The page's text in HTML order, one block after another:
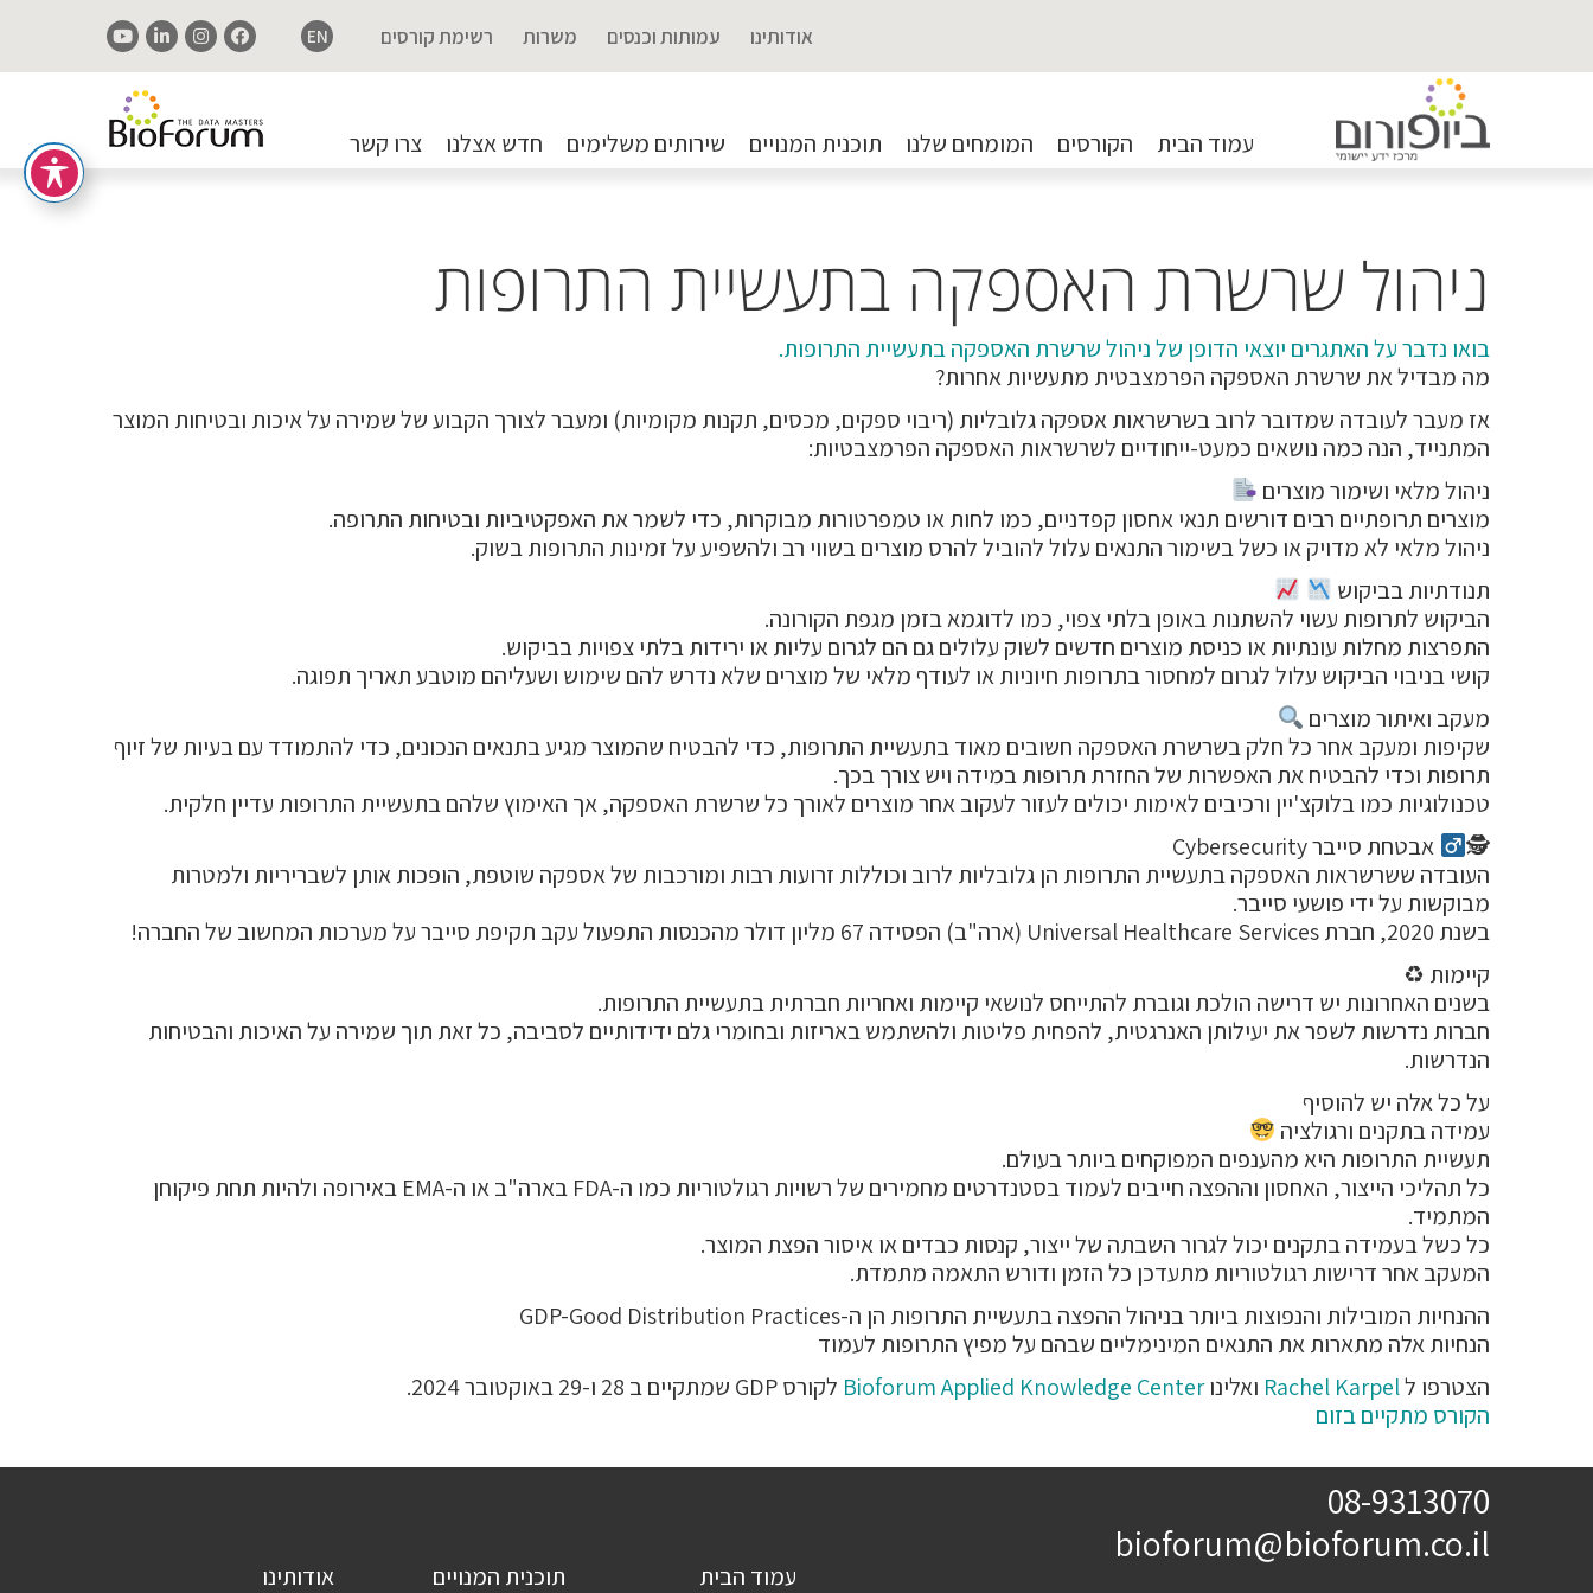
אודותינו עמותות וכנסים משרות רשימת קורסים EN
עמוד הבית הקורסים המומחים שלנו תוכנית המנויים שירותים משלימים חדש אצלנו צרו קשר
ניהול שרשרת האספקה בתעשיית התרופות
בואו נדבר על האתגרים יוצאי הדופן של ניהול שרשרת האספקה בתעשיית התרופות.
מה מבדיל את שרשרת האספקה הפרמצבטית מתעשיות אחרות?
אז מעבר לעובדה שמדובר לרוב בשרשראות אספקה גלובליות (ריבוי ספקים, מכסים, תקנות מקומיות) ומעבר לצורך הקבוע של שמירה על איכות ובטיחות המוצר
המתנייד, הנה כמה נושאים כמעט-ייחודיים לשרשראות האספקה הפרמצבטיות:
ניהול מלאי ושימור מוצרים
מוצרים תרופתיים רבים דורשים תנאי אחסון קפדניים, כמו לחות או טמפרטורות מבוקרות, כדי לשמר את האפקטיביות ובטיחות התרופה.
ניהול מלאי לא מדויק או כשל בשימור התנאים עלול להוביל להרס מוצרים בשווי רב ולהשפיע על זמינות התרופות בשוק.
תנודתיות בביקוש
הביקוש לתרופות עשוי להשתנות באופן בלתי צפוי, כמו לדוגמא בזמן מגפת הקורונה.
התפרצות מחלות עונתיות או כניסת מוצרים חדשים לשוק עלולים גם הם לגרום עליות או ירידות בלתי צפויות בביקוש.
קושי בניבוי הביקוש עלול לגרום למחסור בתרופות חיוניות או לעודף מלאי של מוצרים שלא נדרש להם שימוש ושעליהם מוטבע תאריך תפוגה.
מעקב ואיתור מוצרים
שקיפות ומעקב אחר כל חלק בשרשרת האספקה חשובים מאוד בתעשיית התרופות, כדי להבטיח שהמוצר מגיע בתנאים הנכונים, כדי להתמודד עם בעיות של זיוף
תרופות וכדי להבטיח את האפשרות של החזרת תרופות במידה ויש צורך בכך.
טכנולוגיות כמו בלוקצ'יין ורכיבים לאימות יכולים לעזור לעקוב אחר מוצרים לאורך כל שרשרת האספקה, אך האימוץ שלהם בתעשיית התרופות עדיין חלקית.
🕵‍
אבטחת סייבר Cybersecurity
העובדה ששרשראות האספקה בתעשיית התרופות הן גלובליות לרוב וכוללות זרועות רבות ומורכבות של אספקה שוטפת, הופכות אותן לשבריריות ולמטרות
מבוקשות על ידי פושעי סייבר.
בשנת 2020, חברת Universal Healthcare Services (ארה"ב) הפסידה 67 מליון דולר מהכנסות התפעול עקב תקיפת סייבר על מערכות המחשוב של החברה!
קיימות ♻
בשנים האחרונות יש דרישה הולכת וגוברת להתייחס לנושאי קיימות ואחריות חברתית בתעשיית התרופות.
חברות נדרשות לשפר את יעילותן האנרגטית, להפחית פליטות ולהשתמש באריזות ובחומרי גלם ידידותיים לסביבה, כל זאת תוך שמירה על האיכות והבטיחות
הנדרשות.
על כל אלה יש להוסיף
עמידה בתקנים ורגולציה
תעשיית התרופות היא מהענפים המפוקחים ביותר בעולם.
כל תהליכי הייצור, האחסון וההפצה חייבים לעמוד בסטנדרטים מחמירים של רשויות רגולטוריות כמו ה-FDA בארה"ב או ה-EMA באירופה ולהיות תחת פיקוחן
המתמיד.
כל כשל בעמידה בתקנים יכול לגרור השבתה של ייצור, קנסות כבדים או איסור הפצת המוצר.
המעקב אחר דרישות רגולטוריות מתעדכן כל הזמן ודורש התאמה מתמדת.
ההנחיות המובילות והנפוצות ביותר בניהול ההפצה בתעשיית התרופות הן ה-GDP-Good Distribution Practices
הנחיות אלה מתארות את התנאים המינימליים שבהם על מפיץ התרופות לעמוד
הצטרפו לRachel Karpel ואלינוBioforum Applied Knowledge Center לקורס GDP שמתקיים ב 28 ו-29 באוקטובר 2024.
הקורס מתקיים בזום
08-9313070
bioforum@bioforum.co.il
עמוד הבית תוכנית המנויים אודותינו